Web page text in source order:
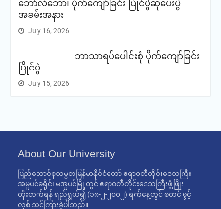
ဘော်လီဘော၊ ပိုက်ကျော်ခြင်း ပြိုင်ပွဲဆုပေးပွဲ
အခမ်းအနား
July 16, 2026
ဘာသာရပ်ပေါင်းစုံ ပိုက်ကျော်ခြင်း
ပြိုင်ပွဲ
July 15, 2026
About Our University
ပြည်ထောင်စုသမ္မတမြန်မာနိုင်ငံတော် ဧရာဝတီတိုင်းဒေသကြီး
အမူပင်ခရိုင်၊ မအူပင်မြို့တွင် ဧရာဝတီတိုင်းဒေသကြီးဖွံ့ဖြိုး
တိုးတက်ရန် ရည်ရွယ်၍ (၁၈-၂-၂၀၀၂) ရက်နေ့တွင် စတင် ဖွင့်
လှစ် သင်ကြားခဲ့ပါသည်။